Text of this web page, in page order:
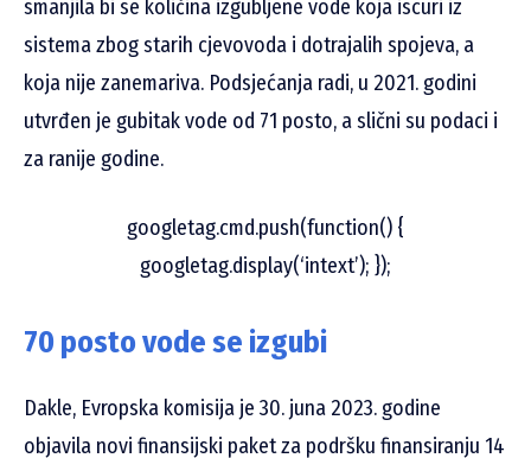
smanjila bi se količina izgubljene vode koja iscuri iz
sistema zbog starih cjevovoda i dotrajalih spojeva, a
koja nije zanemariva. Podsjećanja radi, u 2021. godini
utvrđen je gubitak vode od 71 posto, a slični su podaci i
za ranije godine.
googletag.cmd.push(function() {
googletag.display(‘intext’); });
70 posto vode se izgubi
Dakle, Evropska komisija je 30. juna 2023. godine
objavila novi finansijski paket za podršku finansiranju 14